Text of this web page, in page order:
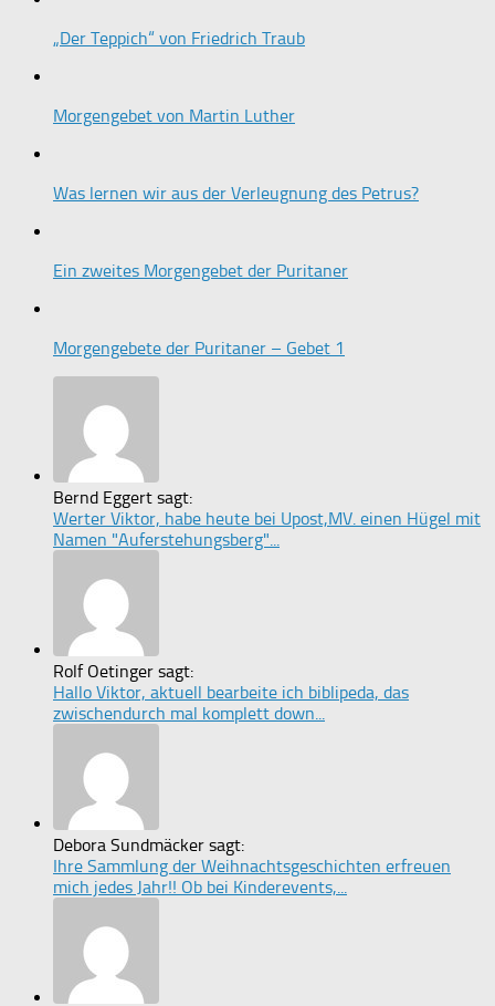
„Der Teppich“ von Friedrich Traub
Morgengebet von Martin Luther
Was lernen wir aus der Verleugnung des Petrus?
Ein zweites Morgengebet der Puritaner
Morgengebete der Puritaner – Gebet 1
Bernd Eggert sagt:
Werter Viktor, habe heute bei Upost,MV. einen Hügel mit
Namen "Auferstehungsberg"...
Rolf Oetinger sagt:
Hallo Viktor, aktuell bearbeite ich biblipeda, das
zwischendurch mal komplett down...
Debora Sundmäcker sagt:
Ihre Sammlung der Weihnachtsgeschichten erfreuen
mich jedes Jahr!! Ob bei Kinderevents,...